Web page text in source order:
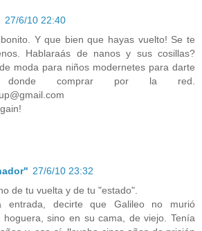
27/6/10 22:40
Y que bien que hayas vuelto! Se te
Hablaraás de nanos y sus cosillas?
moda para niños modernetes para darte
comprar por la red.
27/6/10 23:32
de tu vuelta y de tu "estado".
entrada, decirte que Galileo no murió
sino en su cama, de viejo. Tenía